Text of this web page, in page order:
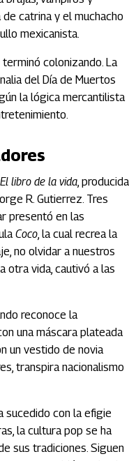
catrina y el muchacho
mexicanista.
colonizando. La
del Día de Muertos
la lógica mercantilista
El libro de la vida, producida
R. Gutierrez. Tres
presentó en las
Coco, la cual recrea la
no olvidar a nuestros
otra vida, cautivó a las
reconoce la
una máscara plateada
un vestido de novia
transpira nacionalismo
sucedido con la efigie
la cultura pop se ha
sus tradiciones. Siguen